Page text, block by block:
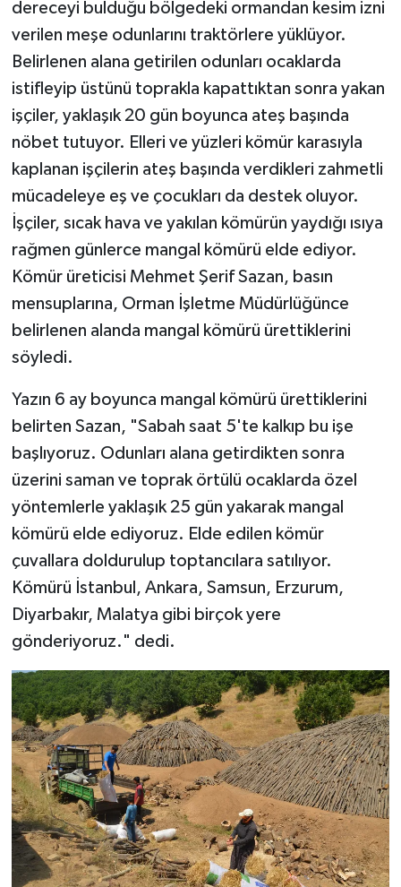
dereceyi bulduğu bölgedeki ormandan kesim izni
verilen meşe odunlarını traktörlere yüklüyor.
Belirlenen alana getirilen odunları ocaklarda
istifleyip üstünü toprakla kapattıktan sonra yakan
işçiler, yaklaşık 20 gün boyunca ateş başında
nöbet tutuyor. Elleri ve yüzleri kömür karasıyla
kaplanan işçilerin ateş başında verdikleri zahmetli
mücadeleye eş ve çocukları da destek oluyor.
İşçiler, sıcak hava ve yakılan kömürün yaydığı ısıya
rağmen günlerce mangal kömürü elde ediyor.
Kömür üreticisi Mehmet Şerif Sazan, basın
mensuplarına, Orman İşletme Müdürlüğünce
belirlenen alanda mangal kömürü ürettiklerini
söyledi.
Yazın 6 ay boyunca mangal kömürü ürettiklerini
belirten Sazan, "Sabah saat 5'te kalkıp bu işe
başlıyoruz. Odunları alana getirdikten sonra
üzerini saman ve toprak örtülü ocaklarda özel
yöntemlerle yaklaşık 25 gün yakarak mangal
kömürü elde ediyoruz. Elde edilen kömür
çuvallara doldurulup toptancılara satılıyor.
Kömürü İstanbul, Ankara, Samsun, Erzurum,
Diyarbakır, Malatya gibi birçok yere
gönderiyoruz." dedi.